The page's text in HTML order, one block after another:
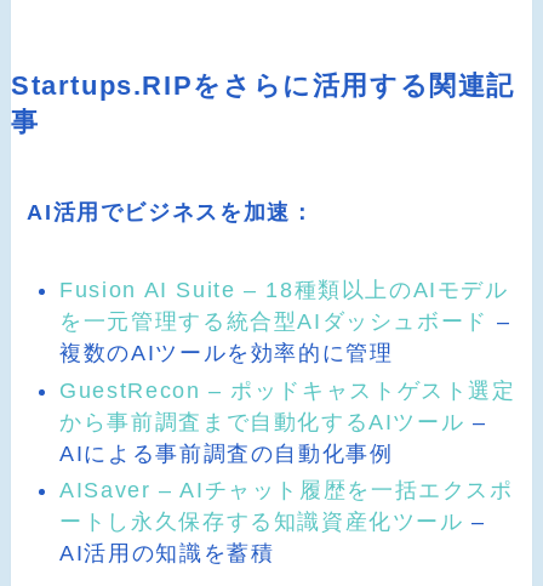
Startups.RIPをさらに活用する関連記
事
AI活用でビジネスを加速：
Fusion AI Suite – 18種類以上のAIモデル
を一元管理する統合型AIダッシュボード –
複数のAIツールを効率的に管理
GuestRecon – ポッドキャストゲスト選定
から事前調査まで自動化するAIツール –
AIによる事前調査の自動化事例
AISaver – AIチャット履歴を一括エクスポ
ートし永久保存する知識資産化ツール –
AI活用の知識を蓄積